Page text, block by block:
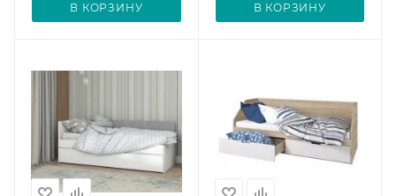
В КОРЗИНУ В КОРЗИНУ